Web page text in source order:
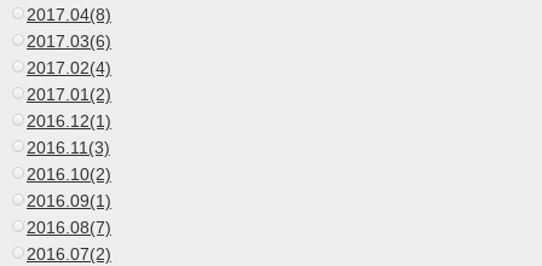
2017.04(8)
2017.03(6)
2017.02(4)
2017.01(2)
2016.12(1)
2016.11(3)
2016.10(2)
2016.09(1)
2016.08(7)
2016.07(2)